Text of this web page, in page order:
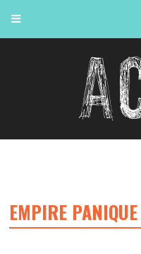
EMPIRE PANIQUE